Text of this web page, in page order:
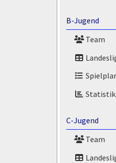
B-Jugend
Team
Statistik
C-Jugend
Team